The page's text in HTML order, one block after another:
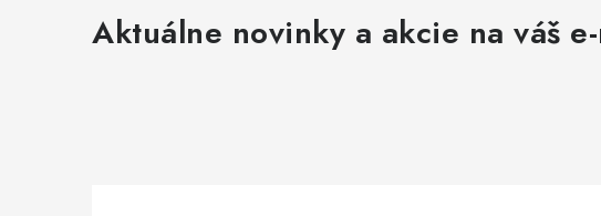
Aktuálne novinky a akcie na váš